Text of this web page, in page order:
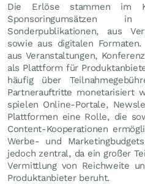
Die Erlöse stammen im
Sponsoringumsätzen
Sonderpublikationen, aus
sowie aus digitalen
aus Veranstaltungen,
als Plattform für
häufig über
Partnerauftritte monetarisiert
spielen Online-Portale,
Plattformen eine Rolle, die
Content-Kooperationen
Werbe- und
jedoch zentral, da ein großer
Vermittlung von Reichweite
Produktanbieter beruht.